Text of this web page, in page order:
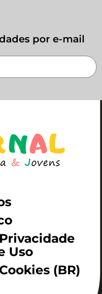
por e-mail
Uso
(BR)